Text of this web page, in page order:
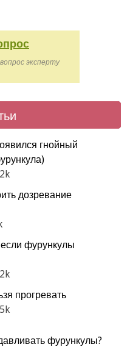
эксперту
гнойный
дозревание
фурункулы
прогревать
фурункулы?